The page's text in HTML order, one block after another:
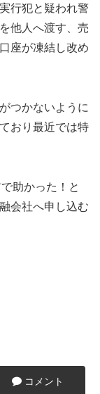
行犯と疑われ警
他人へ渡す、売
座が凍結し改め
つかないように
おり最近では特
助かった！と
会社へ申し込む
コメント